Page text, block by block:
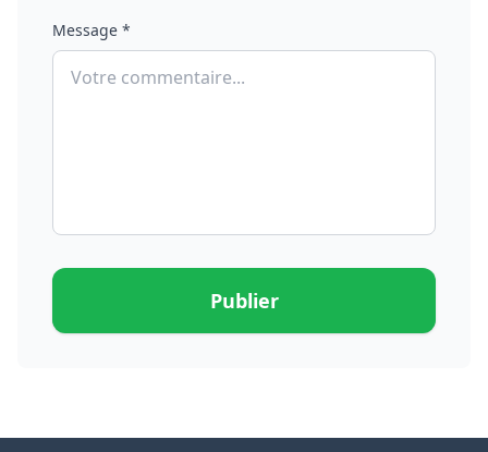
Message *
Publier